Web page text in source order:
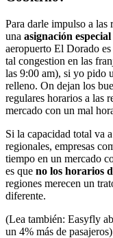
Para darle impulso a las
una asignación
aeropuerto El Dorado
tal congestion en las
las 9:00 am), si yo pido
relleno. On dejan los
regulares horarios a las
mercado con un mal
Si la capacidad total va
regionales, empresas
tiempo en un mercado
es que no los horarios
regiones merecen un
diferente.
(Lea también: Easyfly
un 4% más de pasajeros)